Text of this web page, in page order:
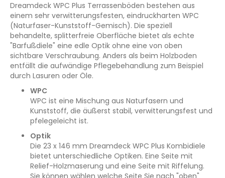
Dreamdeck WPC Plus Terrassenböden bestehen aus
einem sehr verwitterungsfesten, eindruckharten WPC
(Naturfaser-Kunststoff-Gemisch). Die speziell
behandelte, splitterfreie Oberfläche bietet als echte
"Barfußdiele" eine edle Optik ohne eine von oben
sichtbare Verschraubung. Anders als beim Holzboden
entfällt die aufwändige Pflegebehandlung zum Beispiel
durch Lasuren oder Öle.
WPC
WPC ist eine Mischung aus Naturfasern und
Kunststoff, die äußerst stabil, verwitterungsfest und
pfelegeleicht ist.
Optik
Die 23 x 146 mm Dreamdeck WPC Plus Kombidiele
bietet unterschiedliche Optiken. Eine Seite mit
Relief-Holzmaserung und eine Seite mit Riffelung.
Sie können wählen welche Seite Sie nach "oben"